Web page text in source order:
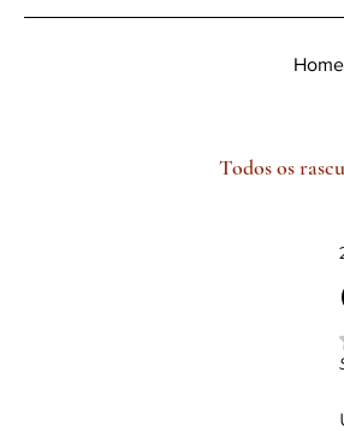
Home
Todos os
Voz de
Falsas